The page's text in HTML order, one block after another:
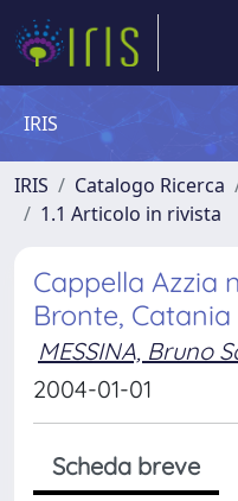
IRIS
IRIS Catalogo Ricerca
1.1 Articolo in rivista
Cappella Azzia
Bronte, Catania
MESSINA, Bruno
2004-01-01
Scheda breve